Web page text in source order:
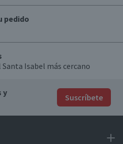
pedido
Isabel más cercano
y
Suscríbete